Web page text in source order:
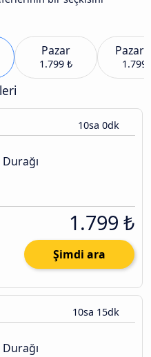
Pazar
1.799 ₺ 1.799
10sa 0dk
1.799 ₺
Şimdi ara
10sa 15dk